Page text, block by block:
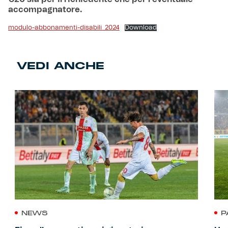
accompagnatore.
modulo-abbonamenti-disabili_2024 Download
VEDI ANCHE
NEWS